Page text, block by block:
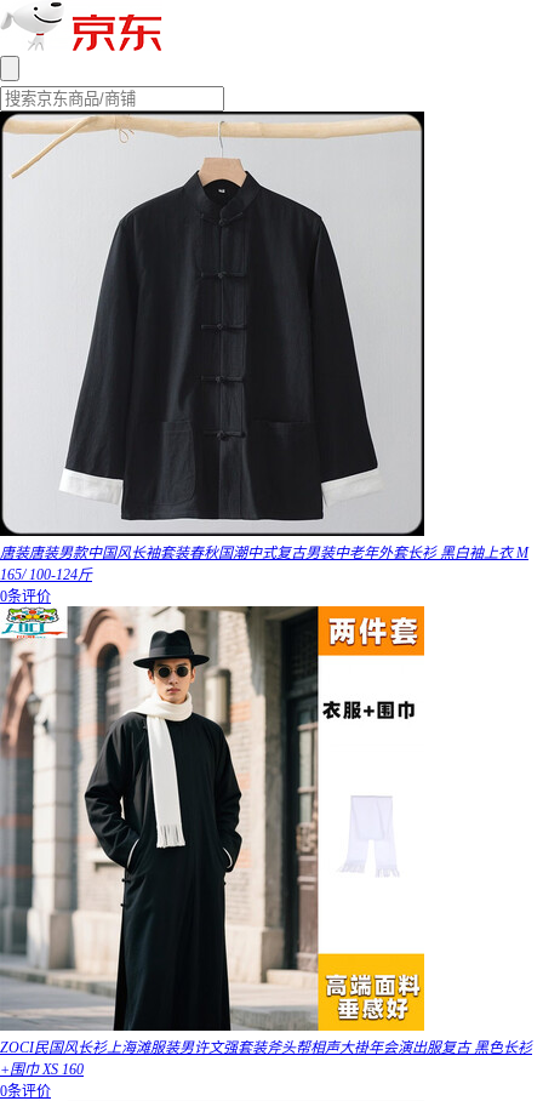
唐装唐装男款中国风长袖套装春秋国潮中式复古男装中老年外套长衫 黑白袖上衣 M
165/ 100-124斤
0条评价
ZOCI民国风长衫上海滩服装男许文强套装斧头帮相声大褂年会演出服复古 黑色长衫
+围巾 XS 160
0条评价